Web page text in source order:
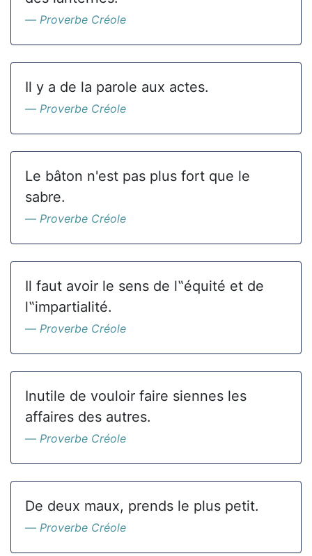
Proverbe Créole
Il y a de la parole aux actes.
Proverbe Créole
Le bâton n'est pas plus fort que le
sabre.
Proverbe Créole
Il faut avoir le sens de l‟équité et de
l‟impartialité.
Proverbe Créole
Inutile de vouloir faire siennes les
affaires des autres.
Proverbe Créole
De deux maux, prends le plus petit.
Proverbe Créole